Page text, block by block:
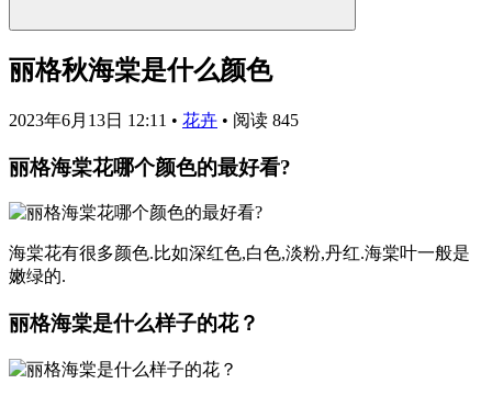
丽格秋海棠是什么颜色
2023年6月13日 12:11 • 花卉 • 阅读 845
丽格海棠花哪个颜色的最好看?
海棠花有很多颜色.比如深红色,白色,淡粉,丹红.海棠叶一般是
嫩绿的.
丽格海棠是什么样子的花？